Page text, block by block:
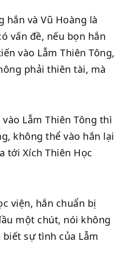
hắn và Vũ Hoàng là
vấn đề, nếu bọn hắn
vào Lẫm Thiên Tông,
phải thiên tài, mà
Lẫm Thiên Tông thì
không thể vào hắn lại
tới Xích Thiên Học
viện, hắn chuẩn bị
một chút, nói không
sự tình của Lẫm